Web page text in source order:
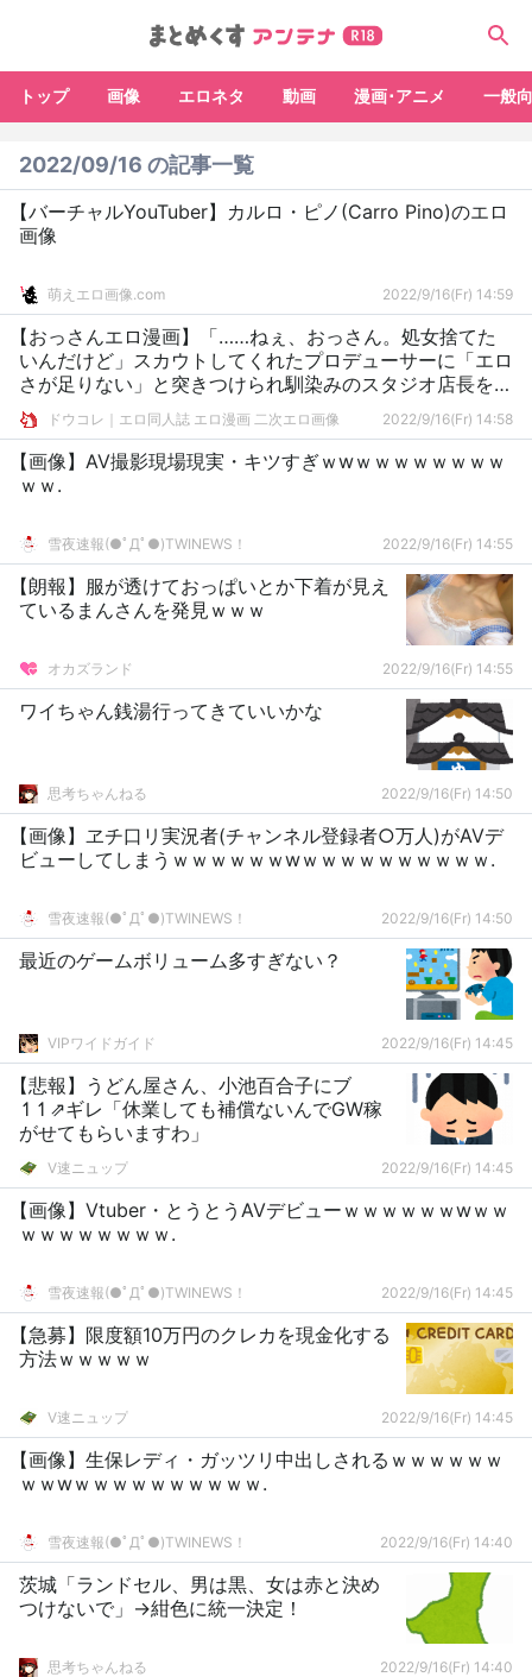
トップ 画像 エロネタ 動画 漫画･アニメ 一般
2022/09/16 の記事一覧
【バーチャルYouTuber】カルロ・ピノ(Carro Pino)のエロ
画像
萌えエロ画像.com 2022/9/16(Fr) 14:59
【おっさんエロ漫画】「……ねぇ、おっさん。処女捨てた
いんだけど」スカウトしてくれたプロデューサーに「エロ
さが足りない」と突きつけられ馴染みのスタジオ店長を初
体験の相手に選ぶのだが【おっさんで試してみる】
ドウコレ｜エロ同人誌 エロ漫画 二次エロ画像 2022/9/16(Fr) 14:58
【画像】AV撮影現場現実・キツすぎｗwｗｗｗｗｗｗｗｗ
ｗｗ.
雪夜速報(●ﾟДﾟ●)TWINEWS！ 2022/9/16(Fr) 14:55
【朗報】服が透けておっぱいとか下着が見え
ているまんさんを発見ｗｗｗ
オカズランド 2022/9/16(Fr) 14:55
ワイちゃん銭湯行ってきていいかな
思考ちゃんねる 2022/9/16(Fr) 14:50
【画像】ヱチ口リ実況者(チャンネル登録者○万人)がAVデ
ビューしてしまうｗｗｗｗｗｗwｗｗｗｗｗｗｗｗｗｗ.
雪夜速報(●ﾟДﾟ●)TWINEWS！ 2022/9/16(Fr) 14:50
最近のゲームボリューム多すぎない？
VIPワイドガイド 2022/9/16(Fr) 14:45
【悲報】うどん屋さん、小池百合子にブ
↿↿⇗ギレ「休業しても補償ないんでGW稼
がせてもらいますわ」
V速ニュップ 2022/9/16(Fr) 14:45
【画像】Vtuber・とうとうAVデビューｗｗｗｗｗｗwｗｗ
ｗｗｗｗｗｗｗｗ.
雪夜速報(●ﾟДﾟ●)TWINEWS！ 2022/9/16(Fr) 14:45
【急募】限度額10万円のクレカを現金化する
方法ｗｗｗｗｗ
V速ニュップ 2022/9/16(Fr) 14:45
【画像】生保レディ・ガッツリ中出しされるｗｗｗｗｗｗ
ｗｗwｗｗｗｗｗｗｗｗｗｗ.
雪夜速報(●ﾟДﾟ●)TWINEWS！ 2022/9/16(Fr) 14:40
茨城「ランドセル、男は黒、女は赤と決め
つけないで」→紺色に統一決定！
思考ちゃんねる 2022/9/16(Fr) 14:40